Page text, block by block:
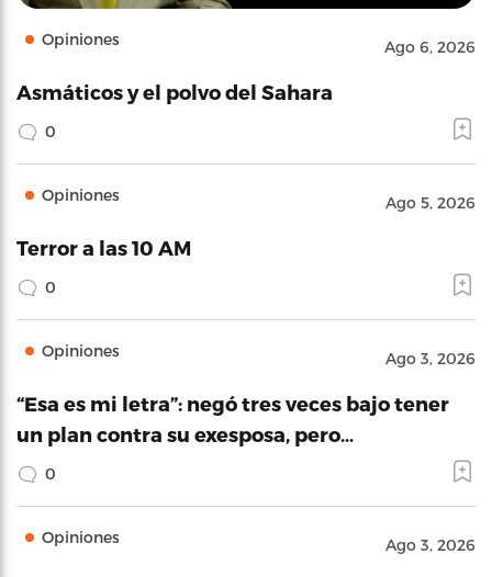
Opiniones Ago 6, 2026
Asmáticos y el polvo del Sahara
0
Opiniones Ago 5, 2026
Terror a las 10 AM
0
Opiniones Ago 3, 2026
“Esa es mi letra”: negó tres veces bajo tener
un plan contra su exesposa, pero…
0
Opiniones Ago 3, 2026